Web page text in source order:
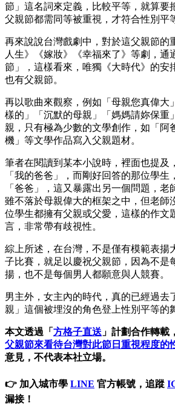
節」這名詞來定義，比較平等，就算要
父親節都需同等被重視，才符合性別平
再來說說台灣戲劇中，對於這父親節的
人生》《嫁妝》《幸福來了》等劇，通
節」，這樣看來，唯獨《大時代》的安
也有父親節。
再以歌曲來觀察，例如「母親您真偉大
樣的」「沉默的母親」「媽媽請妳保重
親，只有極為少數的文學創作，如「阿
機」等文學作品寫入父親題材。
筆者在閱讀到某本小說時，裡面也提及
「我的爸爸」，而剛好回答的那位學
「爸爸」，這又暴露出另一個問題，老
雖不落於母親偉大的框架之中，但老師
位學生都擁有父親或父愛，這樣的作文
言，非常帶有歧視性。
綜上所述，在台灣，不是僅有模範表揚
子比賽，就足以慶祝父親節，因為不是
揚，也不是每個男人都願意與人競賽。
男主外，女主內的時代，真的已經過去
親」這個被埋沒的角色登上性別平等的
本文透過「 方格子直送 」計劃合作轉載
父親節來看待台灣對此節日重視程度的
意見，不代表本社立場。
👉 加入城市學 LINE 官方帳號，追蹤
漏接！